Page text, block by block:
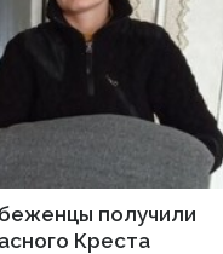
получили
Креста